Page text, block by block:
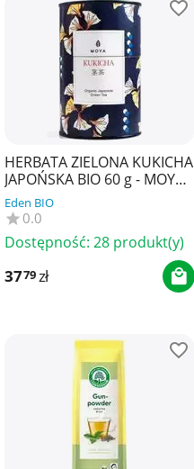
HERBATA ZIELONA KUKICHA
JAPOŃSKA BIO 60 g - MOYA
MATCHA
Eden BIO
0.0
Dostępność: 28 produkt(y)
3779zł